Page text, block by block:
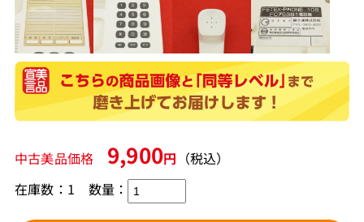
中古美品価格 9,900円 （税込）
在庫数：1 数量：